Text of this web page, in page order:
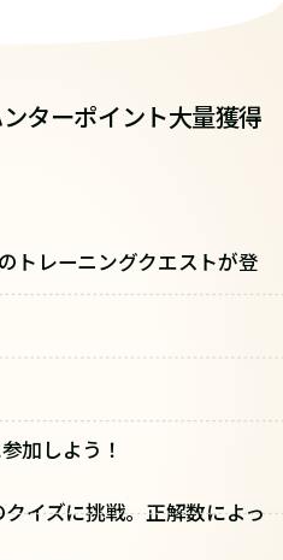
ターポイント大量獲得
トレーニングクエストが登
加しよう！
イズに挑戦。正解数によっ